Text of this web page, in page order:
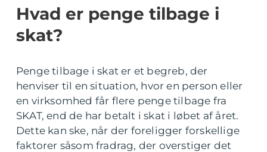
Hvad er penge tilbage i
skat?
Penge tilbage i skat er et begreb, der
henviser til en situation, hvor en person eller
en virksomhed får flere penge tilbage fra
SKAT, end de har betalt i skat i løbet af året.
Dette kan ske, når der foreligger forskellige
faktorer såsom fradrag, der overstiger det